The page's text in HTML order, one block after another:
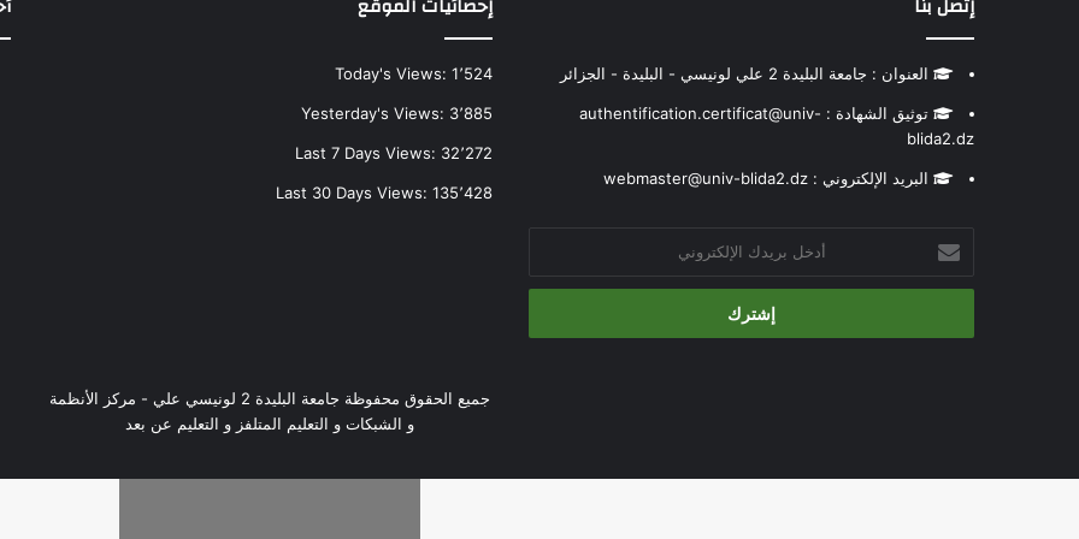
إتصل بنا
العنوان : جامعة البليدة 2 علي لونيسي - البليدة - الجزائر
توثيق الشهادة : authentification.certificat@univ-
blida2.dz
البريد الإلكتروني : webmaster@univ-blida2.dz
أدخل
بريدك
الإلكتروني
إحصائيات الموقع
Today's Views:1٬524
Yesterday's Views: 3٬885
Last 7 Days Views: 32٬272
Last 30 Days Views:135٬428
جميع الحقوق محفوظة جامعة البليدة 2 لونيسي علي - مركز الأنظمة
و الشبكات و التعليم المتلفز و التعليم عن بعد